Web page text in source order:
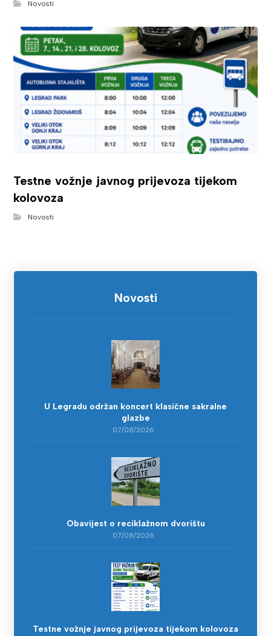
Novosti
Testne vožnje javnog prijevoza tijekom
kolovoza
Novosti
Novosti
U Legradu održan koncert klasične sakralne
glazbe
07/08/2026
Obavijest o reciklažnom dvorištu
07/08/2026
Testne vožnje javnog prijevoza tijekom kolovoza